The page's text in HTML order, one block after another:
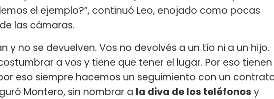
el ejemplo?”, continuó Leo, enojado como pocas
las cámaras.
y no se devuelven. Vos no devolvés a un tío ni a un hijo.
a vos y tiene que tener el lugar. Por eso tienen
eso siempre hacemos un seguimiento con un
Montero, sin nombrar a la diva de los teléfonos y